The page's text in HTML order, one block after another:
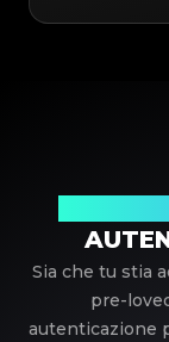
Sia che tu stia
pre-
autenticazione